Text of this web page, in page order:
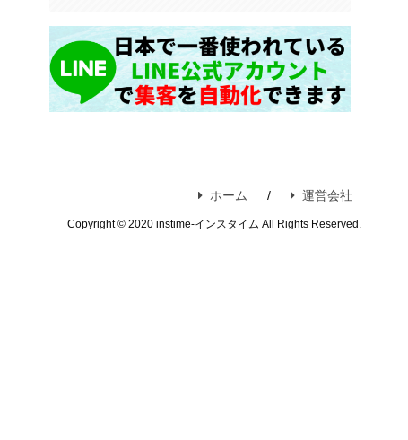
ホーム 運営会社
Copyright © 2020 instime-インスタイム All Rights Reserved.